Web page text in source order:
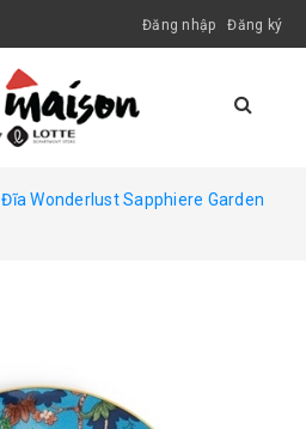
Đăng nhập Đăng ký
Đĩa Wonderlust Sapphiere Garden